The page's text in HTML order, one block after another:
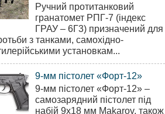
Ручний протитанковий
гранатомет РПГ-7 (індекс
ГРАУ – 6Г3) призначений для
з танками, самохідно-
установкам...
9-мм пістолет «Форт-12»
9-мм пістолет «Форт-12» –
самозарядний пістолет під
набій 9х18 мм Makarov, також